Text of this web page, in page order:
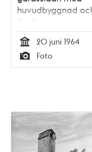
huvudbyggnad
flyglar
Tid
20 juni 1964
Typ
Foto